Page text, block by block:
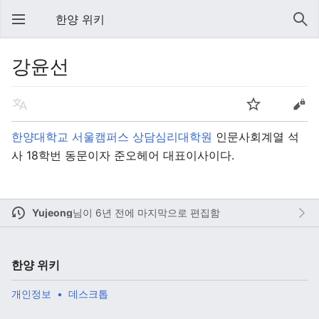
한양 위키
강윤선
한양대학교 서울캠퍼스 상담심리대학원 인문사회계열 석
사 18학번 동문이자 준오헤어 대표이사이다.
Yujeong님이 6년 전에 마지막으로 편집함
한양 위키
개인정보 데스크톱